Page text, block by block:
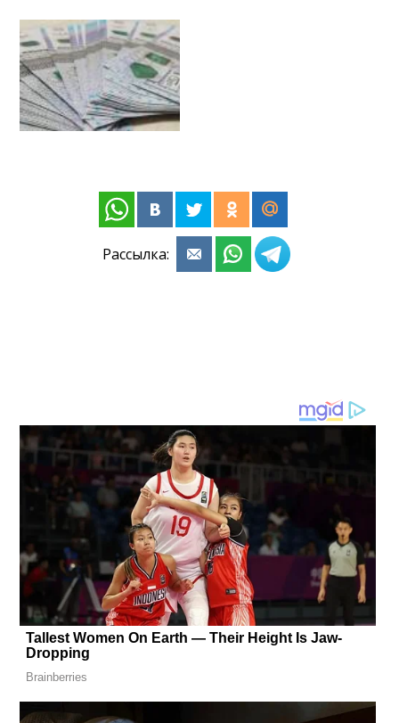
Рассылка: